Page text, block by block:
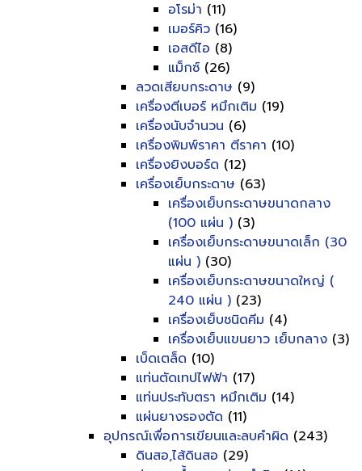
อโรม่า (11)
เมอร์คิว (16)
เอสดีไอ (8)
แม็กซ์ (26)
ลวดเสียบกระดาษ (9)
เครื่องตีเบอร์ หมึกเติม (19)
เครื่องนับจำนวน (6)
เครื่องพิมพ์ราคา ตีราคา (10)
เครื่องยิงบอร์ด (12)
เครื่องเย็บกระดาษ (63)
เครื่องเย็บกระดาษขนาดกลาง
(100 แผ่น ) (3)
เครื่องเย็บกระดาษขนาดเล็ก (30
แผ่น ) (30)
เครื่องเย็บกระดาษขนาดใหญ่ (
240 แผ่น ) (23)
เครื่องเย็บชนิดคีม (4)
เครื่องเย็บแขนยาว เย็บกลาง (3)
เบ็ดเตล็ด (10)
แท่นตัดเทปไฟฟ้า (17)
แท่นประทับตรา หมึกเติม (14)
แผ่นยางรองตัด (11)
อุปกรณ์เพื่อการเขียนและลบคำผิด (243)
ดินสอ,ไส้ดินสอ (29)